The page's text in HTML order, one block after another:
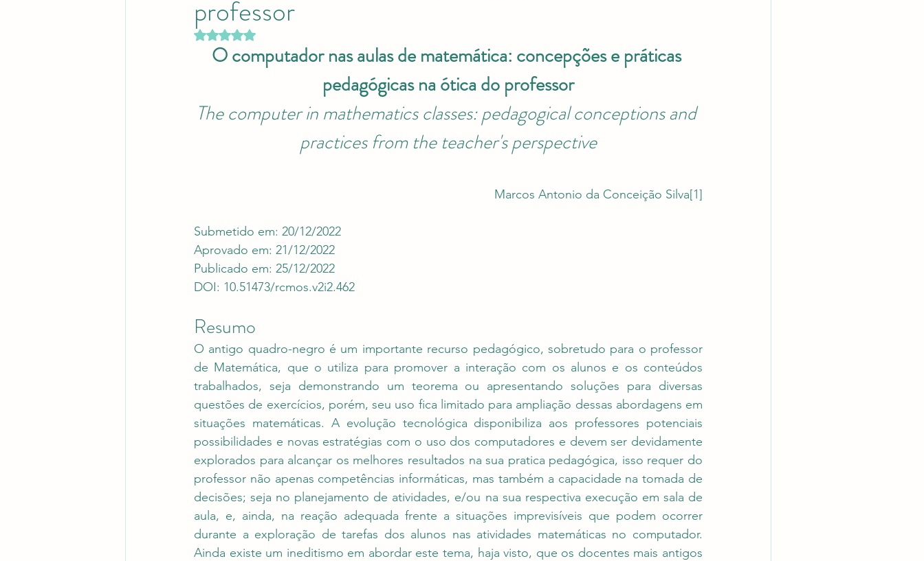
Revistas Científicas
professor
Avaliado com NaN de 5 estrelas.
O computador nas aulas de matemática: concepções e práticas
pedagógicas na ótica do professor
The computer in mathematics classes: pedagogical conceptions and
practices from the teacher's perspective
Marcos Antonio da Conceição Silva[1]
Submetido em: 20/12/2022
Aprovado em: 21/12/2022
Publicado em: 25/12/2022
DOI: 10.51473/rcmos.v2i2.462
Resumo
O antigo quadro-negro é um importante recurso pedagógico, sobretudo para o professor
de Matemática, que o utiliza para promover a interação com os alunos e os conteúdos
trabalhados, seja demonstrando um teorema ou apresentando soluções para diversas
questões de exercícios, porém, seu uso fica limitado para ampliação dessas abordagens em
situações matemáticas. A evolução tecnológica disponibiliza aos professores potenciais
possibilidades e novas estratégias com o uso dos computadores e devem ser devidamente
explorados para alcançar os melhores resultados na sua pratica pedagógica, isso requer do
professor não apenas competências informáticas, mas também a capacidade na tomada de
decisões; seja no planejamento de atividades, e/ou na sua respectiva execução em sala de
aula, e, ainda, na reação adequada frente a situações imprevisíveis que podem ocorrer
durante a exploração de tarefas dos alunos nas atividades matemáticas no computador.
Ainda existe um ineditismo em abordar este tema, haja visto, que os docentes mais antigos